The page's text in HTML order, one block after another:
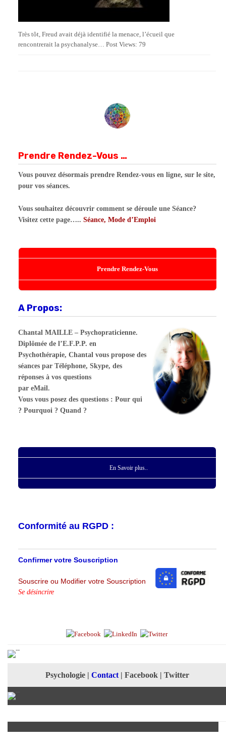
Très tôt, Freud avait déjà identifié la menace, l’écueil que
rencontrerait la psychanalyse… Post Views: 79
Prendre Rendez-Vous …
Vous pouvez désormais prendre Rendez-vous en ligne, sur le site,
pour vos séances.
Vous souhaitez découvrir comment se déroule une Séance?
Visitez cette page…..Séance, Mode d’Emploi
Prendre Rendez-Vous
A Propos:
Chantal MAILLE – Psychopraticienne.
Diplômée de l’E.F.P.P. en
Psychothérapie, Chantal vous propose des
séances par Téléphone, Skype, des
réponses à vos questions
par eMail.
Vous vous posez des questions : Pour qui
? Pourquoi ? Quand ?
En Savoir plus..
Conformité au RGPD :
Confirmer votre Souscription
Souscrire ou Modifier votre Souscription
Se désincrire
Psychologie| Contact| Facebook| Twitter